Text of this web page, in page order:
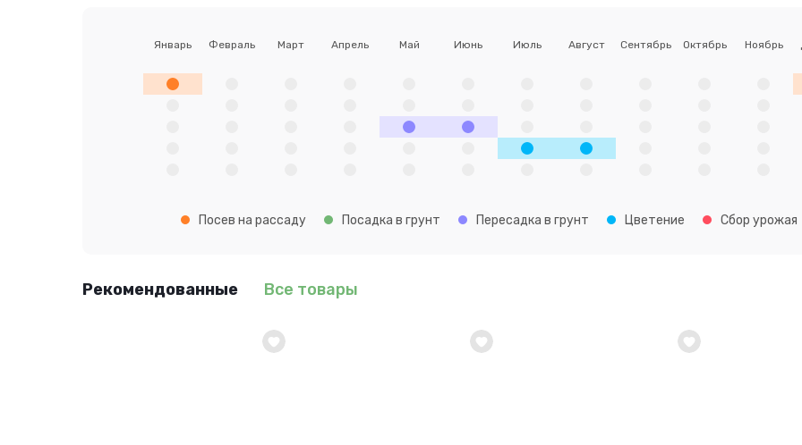
Январь Февраль Март Апрель Май Июнь Июль Август Сентябрь Октябрь Ноябрь
Посев на рассаду Посадка в грунт Пересадка в грунт Цветение Сбор урожая
Рекомендованные Все товары